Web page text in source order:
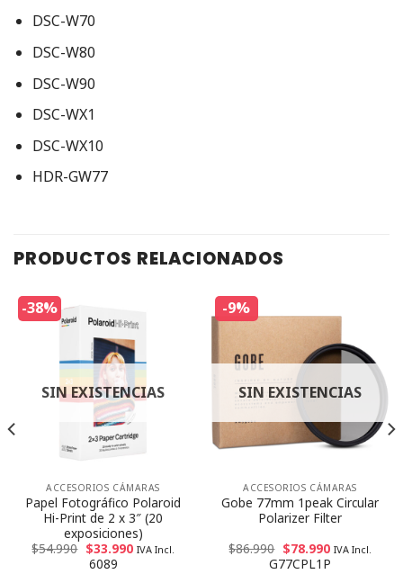
DSC-W70
DSC-W80
DSC-W90
DSC-WX1
DSC-WX10
HDR-GW77
PRODUCTOS RELACIONADOS
-38%
SIN EXISTENCIAS
ACCESORIOS CÁMARAS
Papel Fotográfico Polaroid
Hi-Print de 2 x 3″ (20
exposiciones)
$54.990 $33.990 IVA Incl.
6089
-9%
SIN EXISTENCIAS
ACCESORIOS CÁMARAS
Gobe 77mm 1peak Circular
Polarizer Filter
$86.990 $78.990 IVA Incl.
G77CPL1P